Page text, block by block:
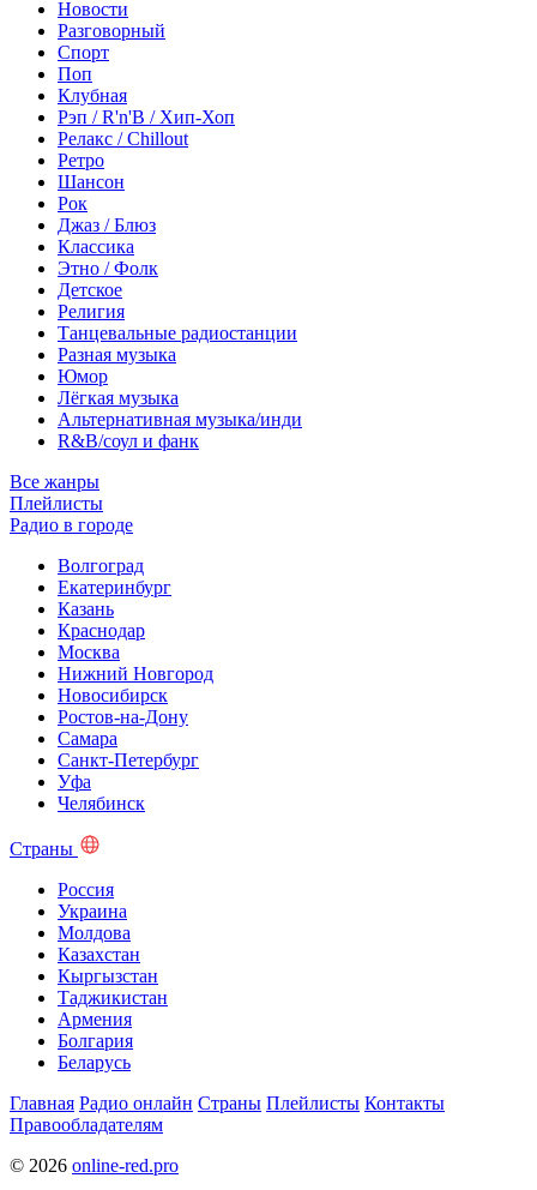
Новости
Разговорный
Спорт
Поп
Клубная
Рэп / R'n'B / Хип-Хоп
Релакс / Chillout
Ретро
Шансон
Рок
Джаз / Блюз
Классика
Этно / Фолк
Детское
Религия
Танцевальные радиостанции
Разная музыка
Юмор
Лёгкая музыка
Альтернативная музыка/инди
R&B/cоул и фанк
Все жанры
Плейлисты
Радио в городе
Волгоград
Екатеринбург
Казань
Краснодар
Москва
Нижний Новгород
Новосибирск
Ростов-на-Дону
Самара
Санкт-Петербург
Уфа
Челябинск
Страны
Россия
Украина
Молдова
Казахстан
Кыргызстан
Таджикистан
Армения
Болгария
Беларусь
Главная Радио онлайн Страны Плейлисты Контакты
Правообладателям
© 2026 online-red.pro